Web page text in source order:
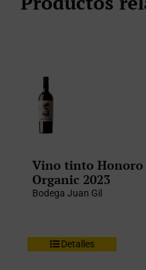
Vino tinto Honoro
Organic 2023
Bodega Juan Gil
Detalles